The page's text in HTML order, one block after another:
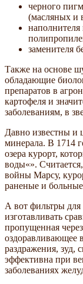
черного
(масляных и
заменителя
Также на основе
обладающие
препаратов в
картофеля и
заболеваниям, в
Давно известны и
минерала. В 1714
озера курорт,
воды«».
войны Марсу,
раненые и
А вот фильтры для
изготавливать
пропущенная
оздоравливающее
раздражения, зуд,
эффективна при
заболеваниях